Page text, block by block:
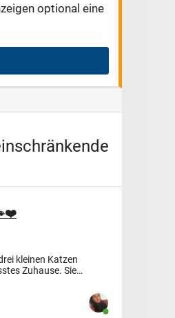
optional eine
kleinen Katzen
Zuhause. Sie
Benutzer ist online